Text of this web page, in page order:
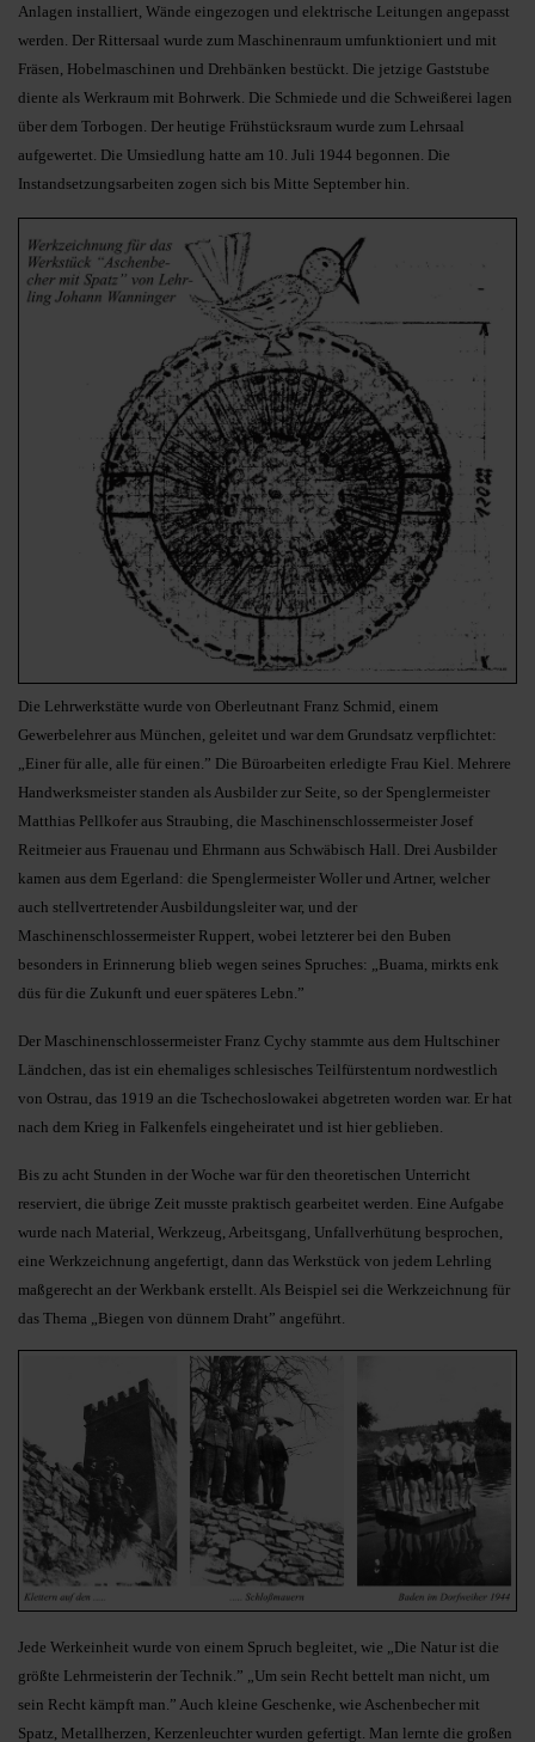
Anlagen installiert, Wände eingezogen und elektrische Leitungen angepasst
werden. Der Rittersaal wurde zum Maschinenraum umfunktioniert und mit
Fräsen, Hobelmaschinen und Drehbänken bestückt. Die jetzige Gaststube
diente als Werkraum mit Bohrwerk. Die Schmiede und die Schweißerei lagen
über dem Torbogen. Der heutige Frühstücksraum wurde zum Lehrsaal
aufgewertet. Die Umsiedlung hatte am 10. Juli 1944 begonnen. Die
Instandsetzungsarbeiten zogen sich bis Mitte September hin.
Die Lehrwerkstätte wurde von Oberleutnant Franz Schmid, einem
Gewerbelehrer aus München, geleitet und war dem Grundsatz verpflichtet:
„Einer für alle, alle für einen.” Die Büroarbeiten erledigte Frau Kiel. Mehrere
Handwerksmeister standen als Ausbilder zur Seite, so der Spenglermeister
Matthias Pellkofer aus Straubing, die Maschinenschlossermeister Josef
Reitmeier aus Frauenau und Ehrmann aus Schwäbisch Hall. Drei Ausbilder
kamen aus dem Egerland: die Spenglermeister Woller und Artner, welcher
auch stellvertretender Ausbildungsleiter war, und der
Maschinenschlossermeister Ruppert, wobei letzterer bei den Buben
besonders in Erinnerung blieb wegen seines Spruches: „Buama, mirkts enk
düs für die Zukunft und euer späteres Lebn.”
Der Maschinenschlossermeister Franz Cychy stammte aus dem Hultschiner
Ländchen, das ist ein ehemaliges schlesisches Teilfürstentum nordwestlich
von Ostrau, das 1919 an die Tschechoslowakei abgetreten worden war. Er hat
nach dem Krieg in Falkenfels eingeheiratet und ist hier geblieben.
Bis zu acht Stunden in der Woche war für den theoretischen Unterricht
reserviert, die übrige Zeit musste praktisch gearbeitet werden. Eine Aufgabe
wurde nach Material, Werkzeug, Arbeitsgang, Unfallverhütung besprochen,
eine Werkzeichnung angefertigt, dann das Werkstück von jedem Lehrling
maßgerecht an der Werkbank erstellt. Als Beispiel sei die Werkzeichnung für
das Thema „Biegen von dünnem Draht” angeführt.
Jede Werkeinheit wurde von einem Spruch begleitet, wie „Die Natur ist die
größte Lehrmeisterin der Tech­nik.” „Um sein Recht bettelt man nicht, um
sein Recht kämpft man.” Auch kleine Geschenke, wie Aschenbecher mit
Spatz, Metallherzen, Kerzenleuchter wurden gefertigt. Man lernte die großen